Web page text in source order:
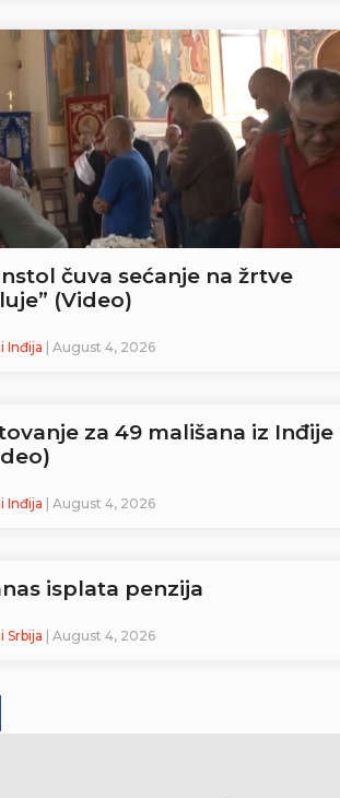
čuva sećanje na žrtve
(Video)
Inđija | August 4, 2026
za 49 mališana iz Inđije
Inđija | August 4, 2026
isplata penzija
Srbija | August 4, 2026